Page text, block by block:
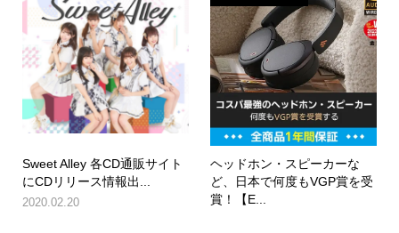
Sweet Alley 各CD通販サイト
にCDリリース情報出...
2020.02.20
ヘッドホン・スピーカーな
ど、日本で何度もVGP賞を受
賞！【E...